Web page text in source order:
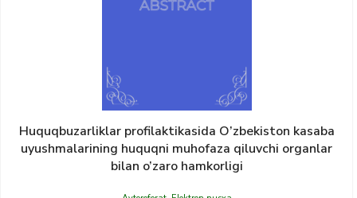
Huquqbuzarliklar profilaktikasida O’zbekiston kasaba
uyushmalarining huquqni muhofaza qiluvchi organlar
bilan o’zaro hamkorligi